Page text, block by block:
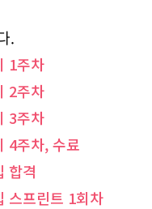
.
1주차
2주차
3주차
4주차, 수료
합격
스프린트 1회차